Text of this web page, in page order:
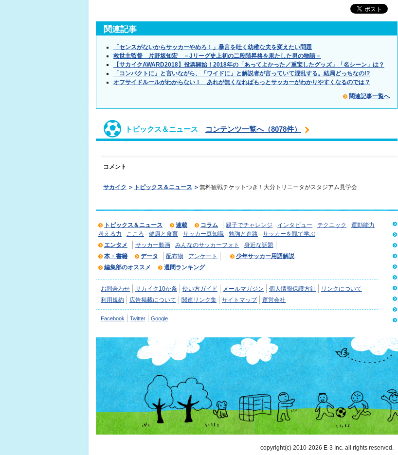
関連記事
「センスがないからサッカーやめろ！」暴言を吐く幼稚な夫を変えたい問題
救世主監督 片野坂知宏 －Jリーグ史上初の二段階昇格を果たした男の物語－
【サカイクAWARD2018】投票開始！2018年の「あってよかった／重宝したグッズ」「名シーン」は？
「コンパクトに」と言いながら、「ワイドに」と解説者が言っていて混乱する。結局どっちなの!?
オフサイドルールがわからない！ あれが無くなればもっとサッカーがわかりやすくなるのでは？
関連記事一覧へ
トピックス＆ニュース コンテンツ一覧へ（8078件）
コメント
サカイク トピックス＆ニュース 無料観戦チケットつき！大分トリニータがスタジアム見学会
トピックス＆ニュース 連載 コラム 親子でチャレンジ インタビュー テクニック
運動能力
考える力
こころ 健康と食育 サッカー豆知識 勉強と進路
サッカーを観て学ぶ
エンタメ
サッカー動画 みんなのサッカーフォト
身近な話題
本・書籍
データ 配布物 アンケート
少年サッカー用語解説
編集部のオススメ
週間ランキング
お問合わせ サカイク10か条 使い方ガイド メールマガジン 個人情報保護方針
リンクについて
利用規約
広告掲載について 関連リンク集 サイトマップ 運営会社
Facebook Twitter Google
copyright(c) 2010-2026 E-3 Inc. all rights reserved.